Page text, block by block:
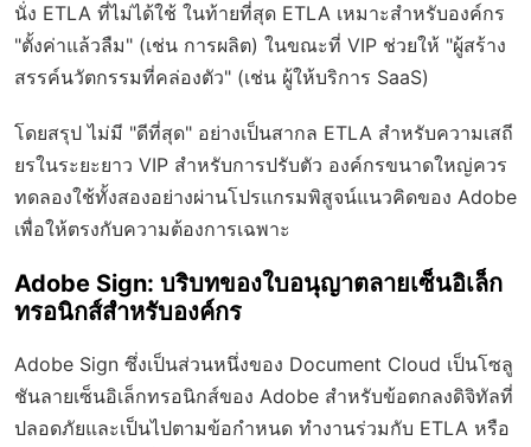
นั่ง ETLA ที่ไม่ได้ใช้ ในท้ายที่สุด ETLA เหมาะสำหรับองค์กร
"ตั้งค่าแล้วลืม" (เช่น การผลิต) ในขณะที่ VIP ช่วยให้ "ผู้สร้าง
สรรค์นวัตกรรมที่คล่องตัว" (เช่น ผู้ให้บริการ SaaS)
โดยสรุป ไม่มี "ดีที่สุด" อย่างเป็นสากล ETLA สำหรับความเสถี
ยรในระยะยาว VIP สำหรับการปรับตัว องค์กรขนาดใหญ่ควร
ทดลองใช้ทั้งสองอย่างผ่านโปรแกรมพิสูจน์แนวคิดของ Adobe
เพื่อให้ตรงกับความต้องการเฉพาะ
Adobe Sign: บริบทของใบอนุญาตลายเซ็นอิเล็ก
ทรอนิกส์สำหรับองค์กร
Adobe Sign ซึ่งเป็นส่วนหนึ่งของ Document Cloud เป็นโซลู
ชันลายเซ็นอิเล็กทรอนิกส์ของ Adobe สำหรับข้อตกลงดิจิทัลที่
ปลอดภัยและเป็นไปตามข้อกำหนด ทำงานร่วมกับ ETLA หรือ